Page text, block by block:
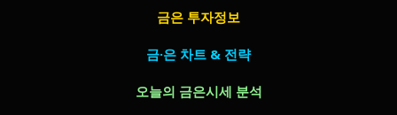
금은 투자정보
금·은 차트 & 전략
오늘의 금은시세 분석